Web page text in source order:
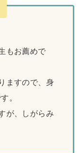
もお薦めで
ますので、身
。
が、しがらみ